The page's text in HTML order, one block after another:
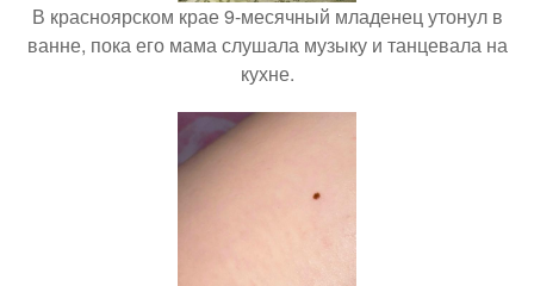
В красноярском крае 9-месячный младенец утонул в
ванне, пока его мама слушала музыку и танцевала на
кухне.